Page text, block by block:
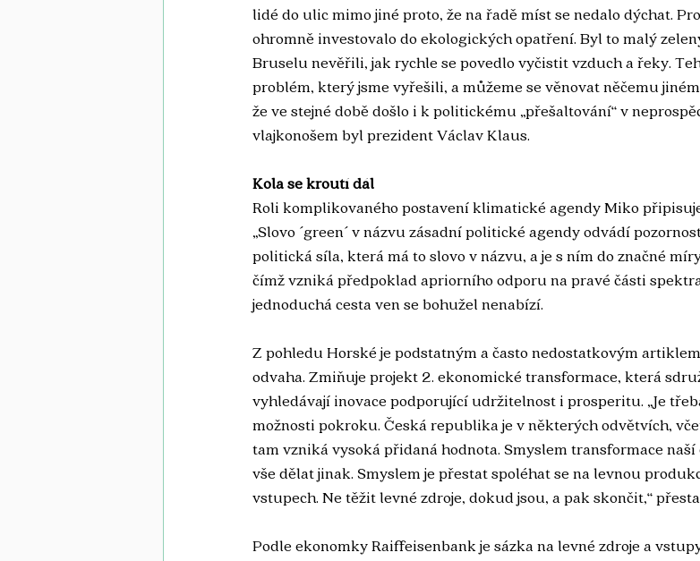
lidé do ulic mimo jiné proto, že na řadě míst se nedalo dýchat.
ohromně investovalo do ekologických opatření. Byl to malý
Bruselu nevěřili, jak rychle se povedlo vyčistit vzduch a řeky.
problém, který jsme vyřešili, a můžeme se věnovat něčemu
že ve stejné době došlo i k politickému „přešaltování“ v
vlajkonošem byl prezident Václav Klaus.
Kola se kroutí dál
Roli komplikovaného postavení klimatické agendy Miko
„Slovo ´green´ v názvu zásadní politické agendy odvádí
politická síla, která má to slovo v názvu, a je s ním do značné
čímž vzniká předpoklad apriorního odporu na pravé části
jednoduchá cesta ven se bohužel nenabízí.
Z pohledu Horské je podstatným a často nedostatkovým
odvaha. Zmiňuje projekt 2. ekonomické transformace, která
vyhledávají inovace podporující udržitelnost i prosperitu. „Je
možnosti pokroku. Česká republika je v některých odvětvích,
tam vzniká vysoká přidaná hodnota. Smyslem transformace
vše dělat jinak. Smyslem je přestat spoléhat se na levnou
vstupech. Ne těžit levné zdroje, dokud jsou, a pak skončit,“
Podle ekonomky Raiffeisenbank je sázka na levné zdroje a